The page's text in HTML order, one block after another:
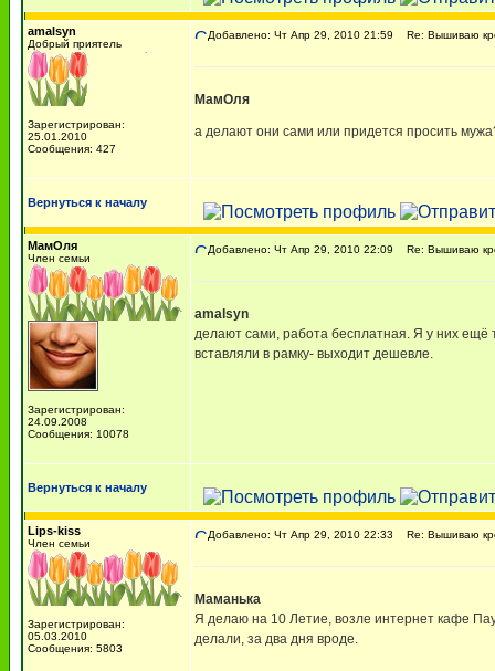
amalsyn
Добрый приятель
Зарегистрирован:
25.01.2010
Сообщения: 427
Добавлено: Чт Апр 29, 2010 21:59 Re: Вышиваю
МамОля
а делают они сами или придется просить
Вернуться к началу
МамОля
Член семьи
Зарегистрирован:
24.09.2008
Сообщения: 10078
Добавлено: Чт Апр 29, 2010 22:09 Re: Вышиваю
amalsyn
делают сами, работа бесплатная. Я у них ещё
вставляли в рамку- выходит дешевле.
Вернуться к началу
Lips-kiss
Член семьи
Зарегистрирован:
05.03.2010
Сообщения: 5803
Добавлено: Чт Апр 29, 2010 22:33 Re: Вышиваю
Маманька
Я делаю на 10 Летие, возле интернет кафе
делали, за два дня вроде.